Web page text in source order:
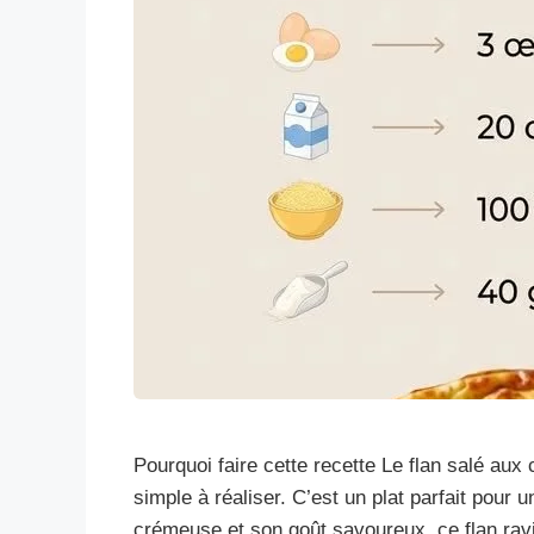
Pourquoi faire cette recette Le flan salé
simple à réaliser. C’est un plat parfait pour